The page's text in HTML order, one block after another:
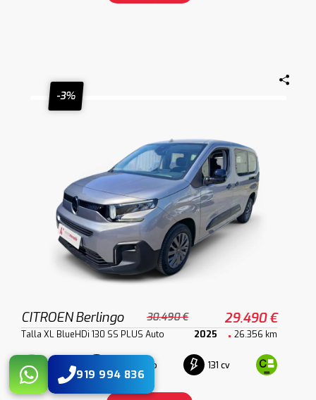
-3%
CITROEN Berlingo 30.490 € 29.490 €
Talla XL BlueHDi 130 SS PLUS Auto 2025 26.356 km
Diesel Automático 131 cv
919 994 836